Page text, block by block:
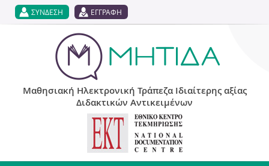
Jump to navigation
ΣΥΝΔΕΣΗ ΕΓΓΡΑΦΗ
Μαθησιακή Ηλεκτρονική Τράπεζα Ιδιαίτερης αξίας
Διδακτικών Αντικειμένων